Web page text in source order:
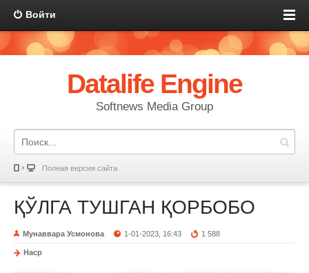
Войти
Datalife Engine
Softnews Media Group
Полная версия сайта
ҚЎЛГА ТУШГАН ҚОРБОБО
Мунаввара Усмонова 1-01-2023, 16:43 1 588
Наср